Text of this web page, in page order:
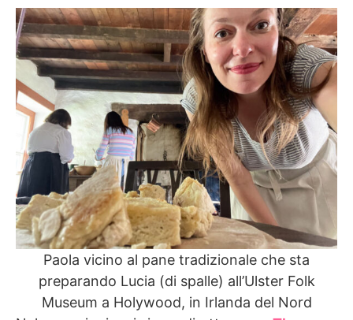
Paola vicino al pane tradizionale che sta
preparando Lucia (di spalle) all’Ulster Folk
Museum a Holywood, in Irlanda del Nord